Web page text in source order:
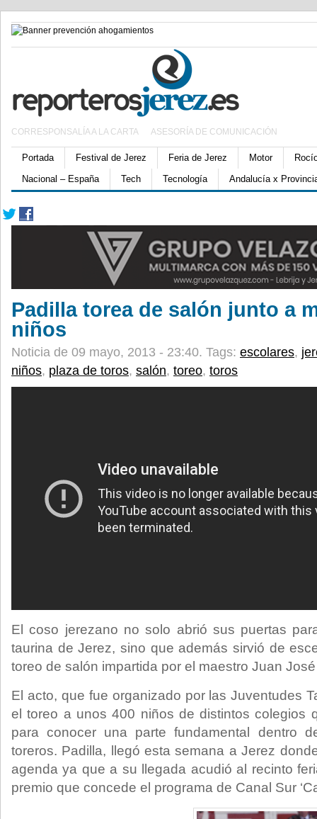
CORRESPONSALÍA A LA CARTA ASESORÍA DE COMUNICACIÓN
Portada Festival de Jerez Feria de Jerez Motor
Nacional – España
Tech Tecnología Andalucía x
Padilla torea de salón junto a
niños
Noticia de 09 mayo, 2013 - 23:40. Tags: escolares,
niños, plaza de toros, salón, toreo, toros
El coso jerezano no solo abrió sus puertas
taurina de Jerez, sino que además sirvió de
toreo de salón impartida por el maestro Juan
El acto, que fue organizado por las Juventudes
el toreo a unos 400 niños de distintos colegios
para conocer una parte fundamental dentro
toreros. Padilla, llegó esta semana a Jerez
agenda ya que a su llegada acudió al recinto
premio que concede el programa de Canal Sur